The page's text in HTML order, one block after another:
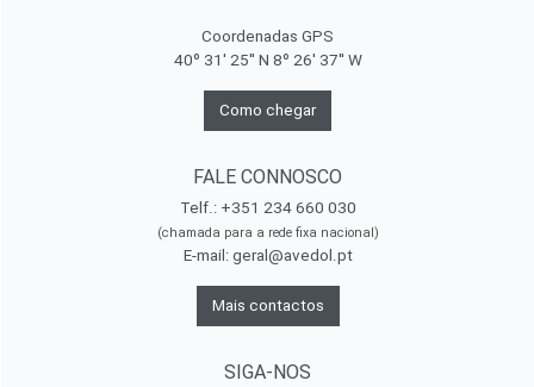
Coordenadas GPS
40º 31' 25'' N 8º 26' 37'' W
Como chegar
FALE CONNOSCO
Telf.: +351 234 660 030
(chamada para a rede fixa nacional)
E-mail: geral@avedol.pt
Mais contactos
SIGA-NOS